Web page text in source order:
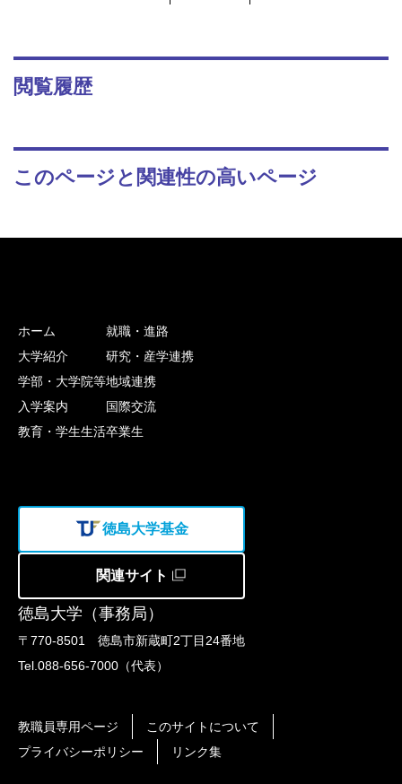
閲覧履歴
このページと関連性の高いページ
徳島大学（事務局）
〒770-8501 徳島市新蔵町2丁目24番地
Tel.088-656-7000（代表）
ホーム
大学紹介
学部・大学院等
入学案内
教育・学生生活
就職・進路
研究・産学連携
地域連携
国際交流
卒業生
徳島大学基金
関連サイト
教職員専用ページ
このサイトについて
プライバシーポリシー
リンク集